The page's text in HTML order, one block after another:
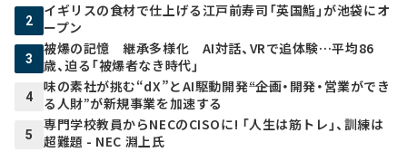
2
イギリスの食材で仕上げる江戸前寿司「英国鮨」が池袋にオ
ープン
3
被爆の記憶 継承多様化 AI対話、VRで追体験…平均86
歳、迫る「被爆者なき時代」
4
味の素社が挑む“dX”とAI駆動開発――“企画・開発・営業ができ
る人財”が新規事業を加速する
5
専門学校教員からNECのCISOに! 「人生は筋トレ」、訓練は
超難題 - NEC 淵上氏